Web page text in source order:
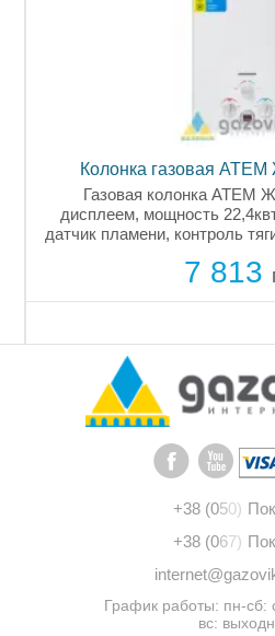
Колонка газовая
Газовая колонка АТЕМ
дисплеем, мощность
датчик пламени, контроль
низком давлении
7 813
+38 (050)
+38 (067)
График работы: пн-сб:
вс: